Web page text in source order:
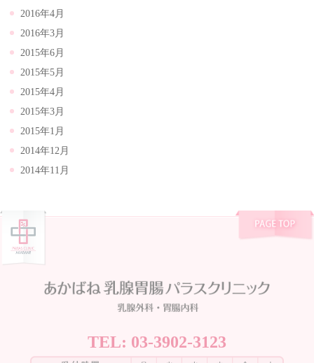
2016年4月
2016年3月
2015年6月
2015年5月
2015年4月
2015年3月
2015年1月
2014年12月
2014年11月
TEL: 03-3902-3123